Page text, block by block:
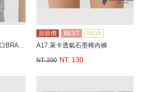
A18.薄荷涼感緹花織紋平口BRA背心
甜甜價 BEST NEW
A17.萊卡透氣石墨稀內褲
NT. 200 NT. 130